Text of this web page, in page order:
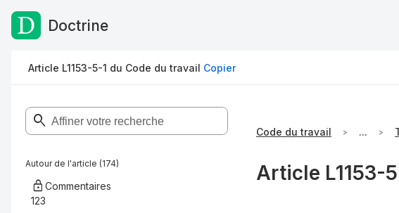
Passer au contenu
Doctrine
Article L1153-5-1 du Code du travail Copier
Autour de l'article (174)
Commentaires
123
Code du travail ...
Article L1153-